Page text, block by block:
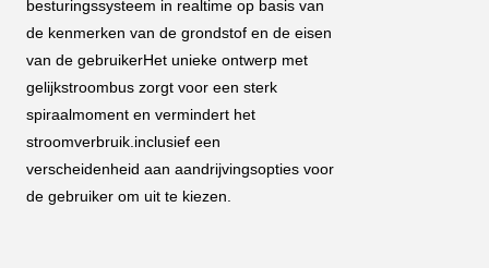
besturingssysteem in realtime op basis van
de kenmerken van de grondstof en de eisen
van de gebruikerHet unieke ontwerp met
gelijkstroombus zorgt voor een sterk
spiraalmoment en vermindert het
stroomverbruik.inclusief een
verscheidenheid aan aandrijvingsopties voor
de gebruiker om uit te kiezen.